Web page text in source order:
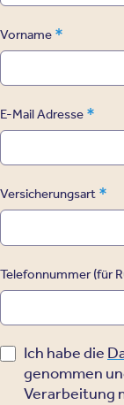
Vorname *
E-Mail Adresse *
Versicherungsart *
Telefonnummer (für
Ich habe die
genommen
Verarbeitung